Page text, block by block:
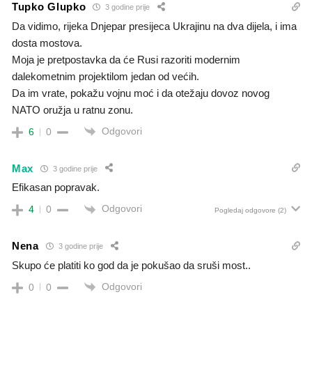
Tupko Glupko 3 godine prije
Da vidimo, rijeka Dnjepar presijeca Ukrajinu na dva dijela, i ima
dosta mostova.
Moja je pretpostavka da će Rusi razoriti modernim
dalekometnim projektilom jedan od većih.
Da im vrate, pokažu vojnu moć i da otežaju dovoz novog
NATO oružja u ratnu zonu.
6 0 Odgovori
Max 3 godine prije
Efikasan popravak.
4 0 Odgovori Pogledaj odgovore (2)
Nena 3 godine prije
Skupo će platiti ko god da je pokušao da sruši most..
0 0 Odgovori